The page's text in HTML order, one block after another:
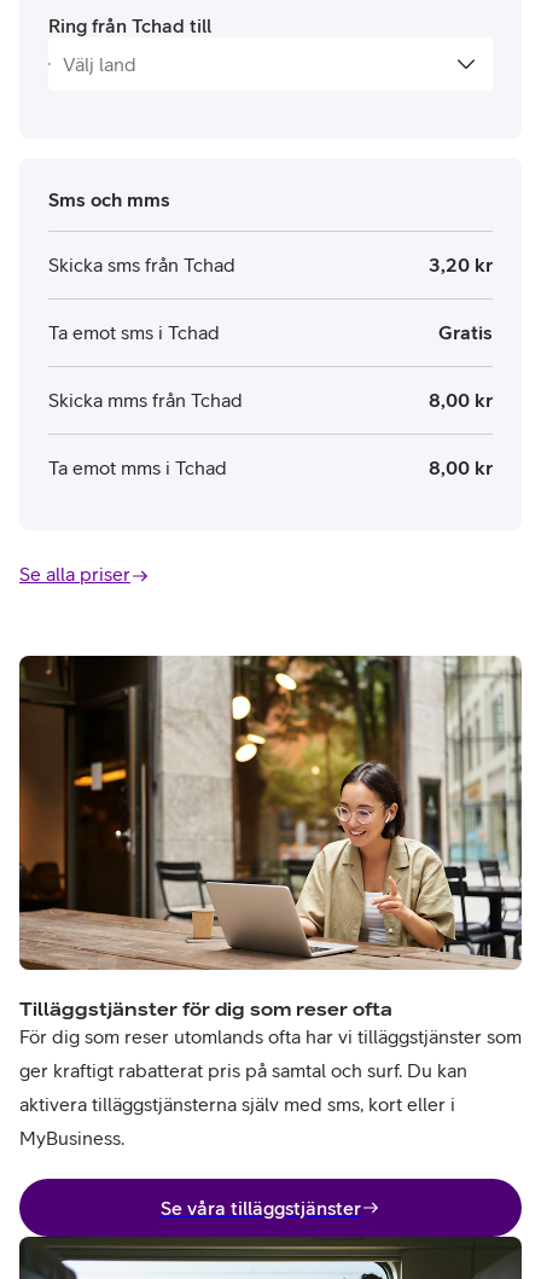
Ring från Tchad till
Sms och mms
Skicka sms från Tchad 3,20 kr
Ta emot sms i Tchad Gratis
Skicka mms från Tchad 8,00 kr
Ta emot mms i Tchad 8,00 kr
Se alla priser
Tilläggstjänster för dig som reser ofta
För dig som reser utomlands ofta har vi tilläggstjänster som
ger kraftigt rabatterat pris på samtal och surf. Du kan
aktivera tilläggstjänsterna själv med sms, kort eller i
MyBusiness.
Se våra tilläggstjänster